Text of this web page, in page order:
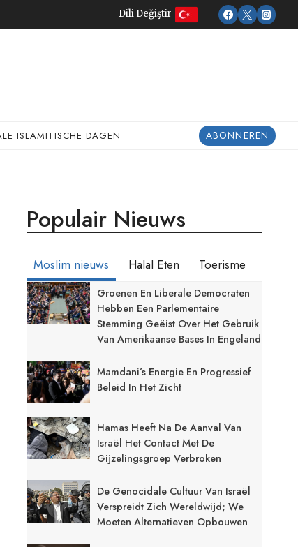
Dili Değiştir
ISLAMITISCHE DAGEN ABONNEREN
Populair Nieuws
Moslim nieuws Halal Eten Toerisme
Groenen En Liberale Democraten
Hebben Een Parlementaire
Stemming Geëist Over Het Gebruik
Van Amerikaanse Bases In Engeland
Mamdani’s Energie En Progressief
Beleid In Het Zicht
Hamas Heeft Na De Aanval Van
Israël Het Contact Met De
Gijzelingsgroep Verbroken
De Genocidale Cultuur Van Israël
Verspreidt Zich Wereldwijd; We
Moeten Alternatieven Opbouwen